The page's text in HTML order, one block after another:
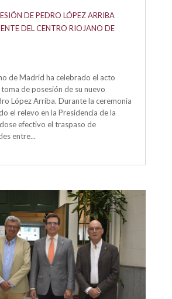
DE PEDRO LÓPEZ ARRIBA
DEL CENTRO RIOJANO DE
de Madrid ha celebrado el acto
de posesión de su nuevo
López Arriba. Durante la ceremonia
el relevo en la Presidencia de la
efectivo el traspaso de
entre...